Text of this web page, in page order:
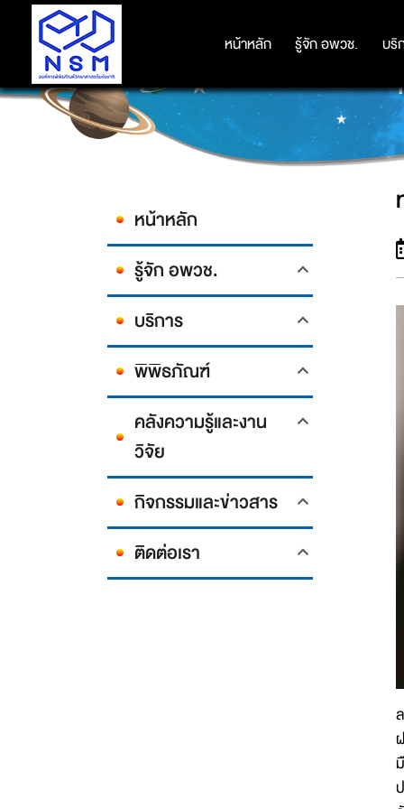
หน้าหลัก รู้จัก อพวช. บริ
หน้าหลัก รู้จัก อพวช. บริ
หน้าหลัก
รู้จัก อพวช.
บริการ
พิพิธภัณฑ์
คลังความรู้และงาน
วิจัย
กิจกรรมและข่าวสาร
ติดต่อเรา